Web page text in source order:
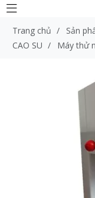
Trang chủ / Sản
CAO SU / Máy thử